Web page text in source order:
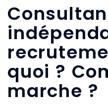
quoi ?
marche ?